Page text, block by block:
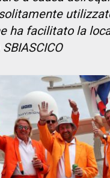
ha facilitato la